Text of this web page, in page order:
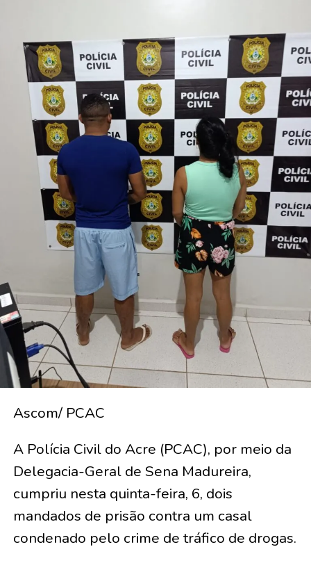
Ascom/ PCAC
A Polícia Civil do Acre (PCAC), por meio da
Delegacia-Geral de Sena Madureira,
cumpriu nesta quinta-feira, 6, dois
mandados de prisão contra um casal
condenado pelo crime de tráfico de drogas.